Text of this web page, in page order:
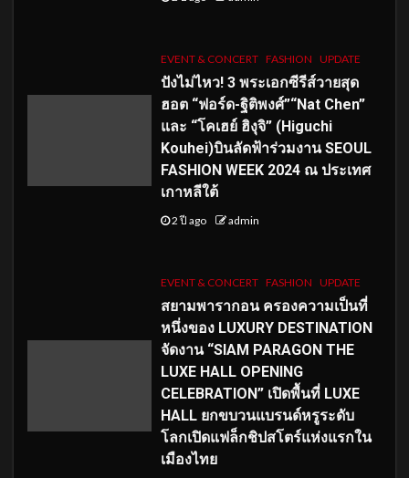
EVENT & CONCERT FASHION UPDATE
ปังไม่ไหว! 3 พระเอกซีรีส์วายสุด
ฮอต “ฟอร์ด-ฐิติพงศ์”“Nat Chen”
และ “โคเฮย์ ฮิงุจิ” (Higuchi
Kouhei)บินลัดฟ้าร่วมงาน SEOUL
FASHION WEEK 2024 ณ ประเทศ
เกาหลีใต้
2 ปี ago admin
EVENT & CONCERT FASHION UPDATE
สยามพารากอน ครองความเป็นที่
หนึ่งของ LUXURY DESTINATION
จัดงาน “SIAM PARAGON THE
LUXE HALL OPENING
CELEBRATION” เปิดพื้นที่ LUXE
HALL ยกขบวนแบรนด์หรูระดับ
โลกเปิดแฟล็กชิปสโตร์แห่งแรกใน
เมืองไทย